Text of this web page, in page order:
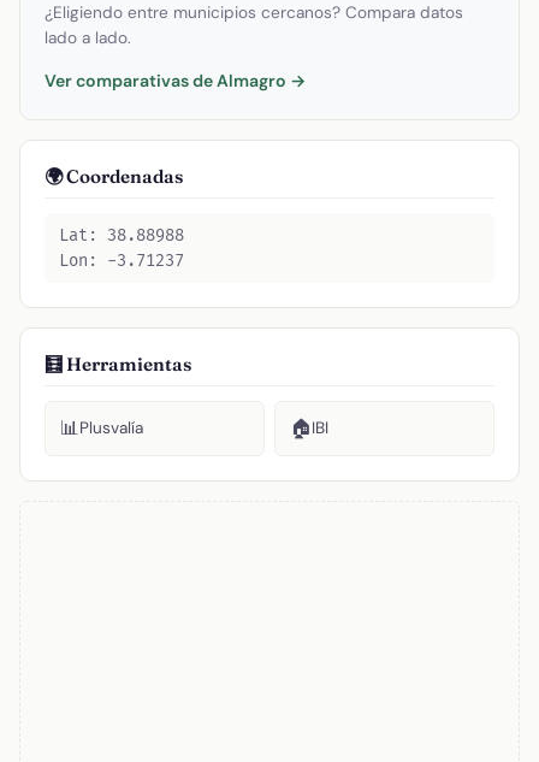
¿Eligiendo entre municipios cercanos? Compara datos
lado a lado.
Ver comparativas de Almagro →
🌍 Coordenadas
Lat: 38.88988
Lon: -3.71237
🧮 Herramientas
📊Plusvalía 🏠IBI